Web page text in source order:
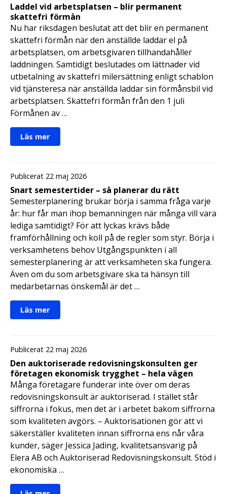
Laddel vid arbetsplatsen – blir permanent
skattefri förmån
Nu har riksdagen beslutat att det blir en permanent
skattefri förmån när den anställde laddar el på
arbetsplatsen, om arbetsgivaren tillhandahåller
laddningen. Samtidigt beslutades om lättnader vid
utbetalning av skattefri milersättning enligt schablon
vid tjänsteresa när anställda laddar sin förmånsbil vid
arbetsplatsen. Skattefri förmån från den 1 juli
Förmånen av …
Läs mer
Publicerat 22 maj 2026
Snart semestertider – så planerar du rätt
Semesterplanering brukar börja i samma fråga varje
år: hur får man ihop bemanningen när många vill vara
lediga samtidigt? För att lyckas krävs både
framförhållning och koll på de regler som styr. Börja i
verksamhetens behov Utgångspunkten i all
semesterplanering är att verksamheten ska fungera.
Även om du som arbetsgivare ska ta hänsyn till
medarbetarnas önskemål är det …
Läs mer
Publicerat 22 maj 2026
Den auktoriserade redovisningskonsulten ger
företagen ekonomisk trygghet – hela vägen
Många företagare funderar inte över om deras
redovisningskonsult är auktoriserad. I stället står
siffrorna i fokus, men det är i arbetet bakom siffrorna
som kvaliteten avgörs. – Auktorisationen gör att vi
säkerställer kvaliteten innan siffrorna ens når våra
kunder, säger Jessica Jading, kvalitetsansvarig på
Elera AB och Auktoriserad Redovisningskonsult. Stöd i
ekonomiska …